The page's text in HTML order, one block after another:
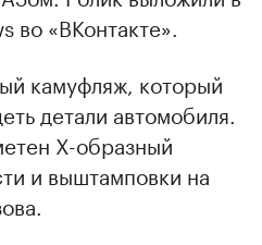
во «ВКонтакте».
камуфляж, который
детали автомобиля.
X-образный
и выштамповки на